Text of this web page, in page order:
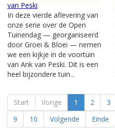
van Peski
In deze vierde aflevering van
onze serie over de Open
Tuinendag — georganiseerd
door Groei & Bloei — nemen
we een kijkje in de voortuin
van Ank van Peski. Dit is een
heel bijzondere tuin...
Start Vorige 1 2 3
9
10 Volgende Einde